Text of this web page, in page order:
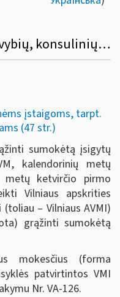
Kokia diplomatinių atstovybių, konsulinių įstaigų ir tarptautinių organizacijų ar jų atstovybių, taip pat šių atstovybių ir įstaigų narių ir jų šeimų narių kreipimosi dėl sumokėto pirkimo PVM grąžinimo procedūra?
įstaigoms, tarpt.
(47 str.)
sumokėtą įsigytų
kalendorinių metų
ketvirčio pirmo
Vilniaus apskrities
– Vilniaus AVMI)
grąžinti sumokėtą
mokesčius (forma
patvirtintos VMI
Nr. VA-126.